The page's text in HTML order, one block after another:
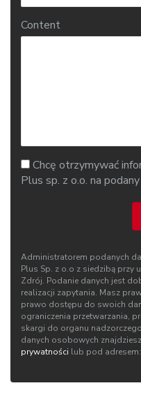
Content
Chcę otrzymywać
Plus sp. z o.o. na
Administratorem podanych
Plus Sp. z o.o z siedzibą przy
Zdrój. Podanie danych jest
realizacji zapytania. Masz
prawo dostępu do swoich
ograniczenia przetwarzania,
skargi do organu
danych osobowych
prywatności lub pod adresem: